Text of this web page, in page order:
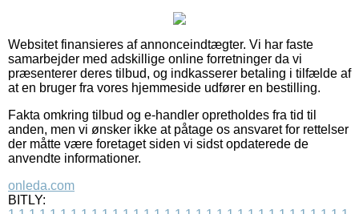
Websitet finansieres af annonceindtægter. Vi har faste
samarbejder med adskillige online forretninger da vi
præsenterer deres tilbud, og indkasserer betaling i tilfælde af
at en bruger fra vores hjemmeside udfører en bestilling.
Fakta omkring tilbud og e-handler opretholdes fra tid til
anden, men vi ønsker ikke at påtage os ansvaret for rettelser
der måtte være foretaget siden vi sidst opdaterede de
anvendte informationer.
onleda.com
BITLY: